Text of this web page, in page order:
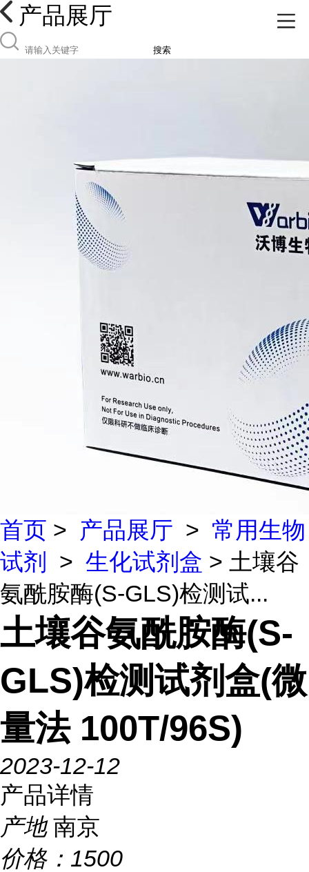
产品展厅
搜索
首页 > 产品展厅 > 常用生物
试剂 > 生化试剂盒 > 土壤谷
氨酰胺酶(S-GLS)检测试...
土壤谷氨酰胺酶(S-
GLS)检测试剂盒(微
量法 100T/96S)
2023-12-12
产品详情
产地 南京
价格： 1500